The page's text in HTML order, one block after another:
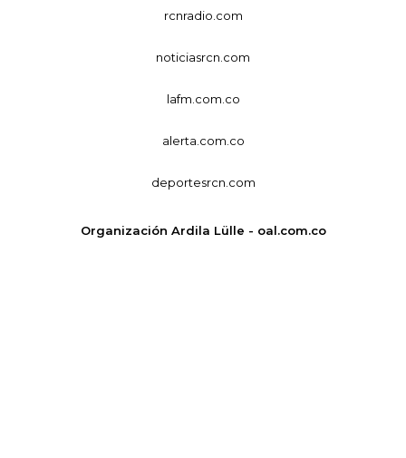
rcnradio.com
noticiasrcn.com
lafm.com.co
alerta.com.co
deportesrcn.com
Organización Ardila Lülle - oal.com.co